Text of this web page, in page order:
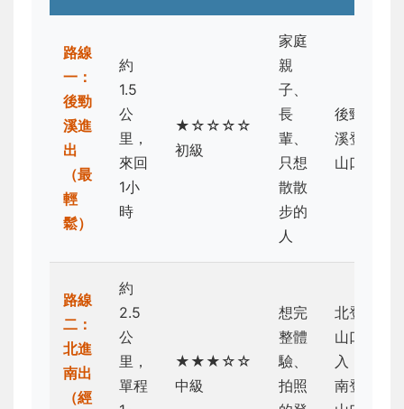
路線
一：
後勁
溪進
出
（最
輕
鬆）
約
1.5
公
里，
來回
1小
時
★☆☆☆☆
初級
家庭
親
子、
長
輩、
只想
散散
步的
人
後勁
溪登
山口
路線
二：
北進
南出
（經
約
2.5
公
里，
單程
★★★☆☆
中級
想完
整體
驗、
拍照
北登
山口
入，
南登